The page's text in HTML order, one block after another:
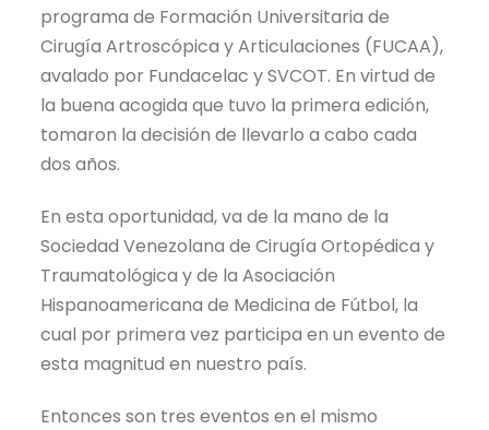
programa de Formación Universitaria de
Cirugía Artroscópica y Articulaciones (FUCAA),
avalado por Fundacelac y SVCOT. En virtud de
la buena acogida que tuvo la primera edición,
tomaron la decisión de llevarlo a cabo cada
dos años.
En esta oportunidad, va de la mano de la
Sociedad Venezolana de Cirugía Ortopédica y
Traumatológica y de la Asociación
Hispanoamericana de Medicina de Fútbol, la
cual por primera vez participa en un evento de
esta magnitud en nuestro país.
Entonces son tres eventos en el mismo